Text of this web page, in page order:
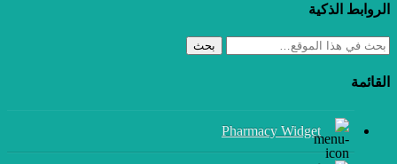
الروابط الذكية
بحث
القائمة
Pharmacy Widget